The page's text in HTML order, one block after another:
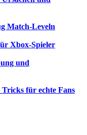
Match-Leveln
Xbox-Spieler
und
für echte Fans